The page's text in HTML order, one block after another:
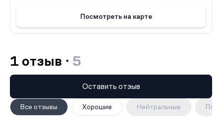
Посмотреть на карте
1 отзыв · 5
Все отзывы Хорошие Нейтральные
Оставить отзыв